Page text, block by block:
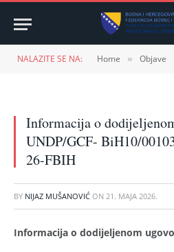
NALAZITE SE NA: Home » Objave
Informacija o
UNDP/GCF- BiH10/
26-FBIH
BY NIJAZ MUŠANOVIĆ ON 21. MAJA 2026.
Informacija o dodijeljenom